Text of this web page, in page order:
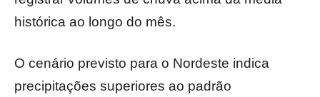
histórica ao longo do mês.
O cenário previsto para o Nordeste indica
precipitações superiores ao padrão